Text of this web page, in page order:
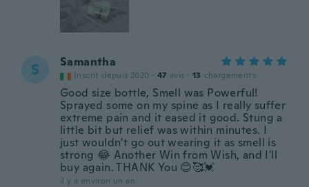
S Samantha
Inscrit depuis 2020 · 47 avis · 13 chargements
Good size bottle, Smell was Powerful!
Sprayed some on my spine as I really suffer
extreme pain and it eased it good. Stung a
little bit but relief was within minutes. I
just wouldn't go out wearing it as smell is
strong 😂 Another Win from Wish, and I'll
buy again. THANK You 😊🥰💓
il y a environ un an